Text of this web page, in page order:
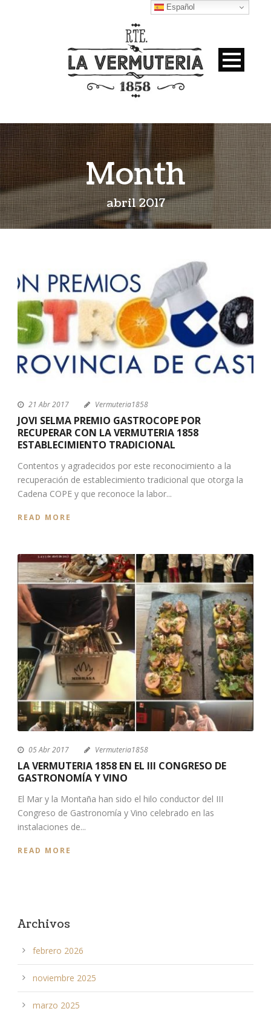
Month
abril 2017
21 Abr 2017 Vermuteria1858
JOVI SELMA PREMIO GASTROCOPE POR
RECUPERAR CON LA VERMUTERIA 1858
ESTABLECIMIENTO TRADICIONAL
Contentos y agradecidos por este reconocimiento a la
recuperación de establecimiento tradicional que otorga la
Cadena COPE y que reconoce la labor...
READ MORE
05 Abr 2017 Vermuteria1858
LA VERMUTERIA 1858 EN EL III CONGRESO DE
GASTRONOMÍA Y VINO
El Mar y la Montaña han sido el hilo conductor del III
Congreso de Gastronomía y Vino celebrado en las
instalaciones de...
READ MORE
Archivos
febrero 2026
noviembre 2025
marzo 2025
Español